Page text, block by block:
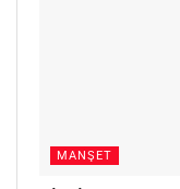
MANŞET